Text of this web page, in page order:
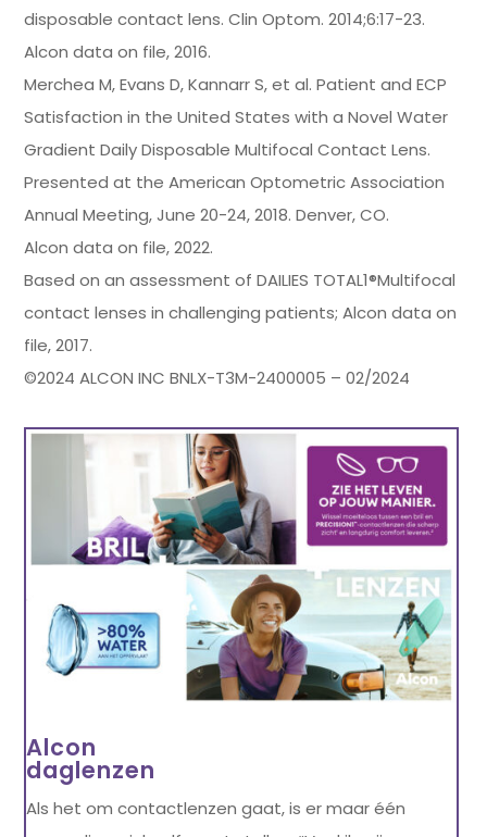
disposable contact lens. Clin Optom. 2014;6:17-23.
Alcon data on file, 2016.
Merchea M, Evans D, Kannarr S, et al. Patient and ECP
Satisfaction in the United States with a Novel Water
Gradient Daily Disposable Multifocal Contact Lens.
Presented at the American Optometric Association
Annual Meeting, June 20-24, 2018. Denver, CO.
Alcon data on file, 2022.
Based on an assessment of DAILIES TOTAL1®Multifocal
contact lenses in challenging patients; Alcon data on
file, 2017.
©2024 ALCON INC BNLX-T3M-2400005 – 02/2024
Alcon
daglenzen
Als het om contactlenzen gaat, is er maar één